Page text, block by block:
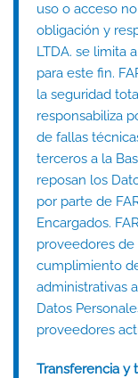
uso o acceso
obligación y
LTDA. se limita
para este fin.
la seguridad
responsabiliza
de fallas
terceros a la
reposan los
por parte de
Encargados.
proveedores
cumplimiento
administrativas
Datos
proveedores
Transferencia y